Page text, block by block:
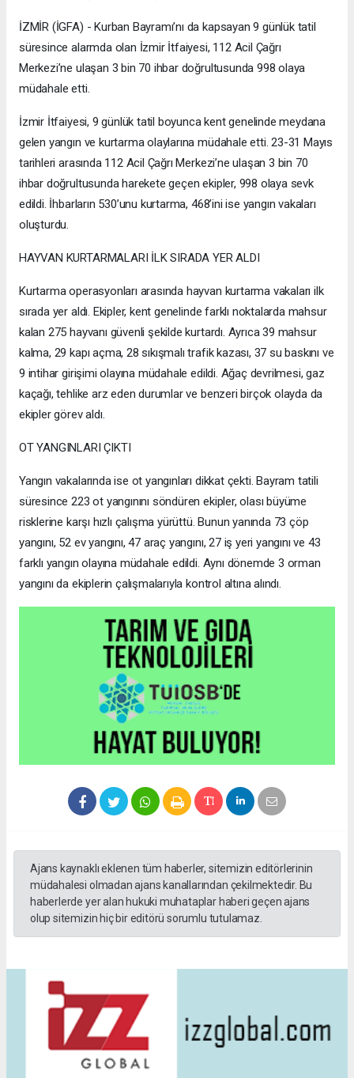
İZMİR (İGFA) - Kurban Bayramı’nı da kapsayan 9 günlük tatil
süresince alarmda olan İzmir İtfaiyesi, 112 Acil Çağrı
Merkezi’ne ulaşan 3 bin 70 ihbar doğrultusunda 998 olaya
müdahale etti.
İzmir İtfaiyesi, 9 günlük tatil boyunca kent genelinde meydana
gelen yangın ve kurtarma olaylarına müdahale etti. 23-31 Mayıs
tarihleri arasında 112 Acil Çağrı Merkezi’ne ulaşan 3 bin 70
ihbar doğrultusunda harekete geçen ekipler, 998 olaya sevk
edildi. İhbarların 530’unu kurtarma, 468’ini ise yangın vakaları
oluşturdu.
HAYVAN KURTARMALARI İLK SIRADA YER ALDI
Kurtarma operasyonları arasında hayvan kurtarma vakaları ilk
sırada yer aldı. Ekipler, kent genelinde farklı noktalarda mahsur
kalan 275 hayvanı güvenli şekilde kurtardı. Ayrıca 39 mahsur
kalma, 29 kapı açma, 28 sıkışmalı trafik kazası, 37 su baskını ve
9 intihar girişimi olayına müdahale edildi. Ağaç devrilmesi, gaz
kaçağı, tehlike arz eden durumlar ve benzeri birçok olayda da
ekipler görev aldı.
OT YANGINLARI ÇIKTI
Yangın vakalarında ise ot yangınları dikkat çekti. Bayram tatili
süresince 223 ot yangınını söndüren ekipler, olası büyüme
risklerine karşı hızlı çalışma yürüttü. Bunun yanında 73 çöp
yangını, 52 ev yangını, 47 araç yangını, 27 iş yeri yangını ve 43
farklı yangın olayına müdahale edildi. Aynı dönemde 3 orman
yangını da ekiplerin çalışmalarıyla kontrol altına alındı.
Ajans kaynaklı eklenen tüm haberler, sitemizin editörlerinin
müdahalesi olmadan ajans kanallarından çekilmektedir. Bu
haberlerde yer alan hukuki muhataplar haberi geçen ajans
olup sitemizin hiç bir editörü sorumlu tutulamaz.